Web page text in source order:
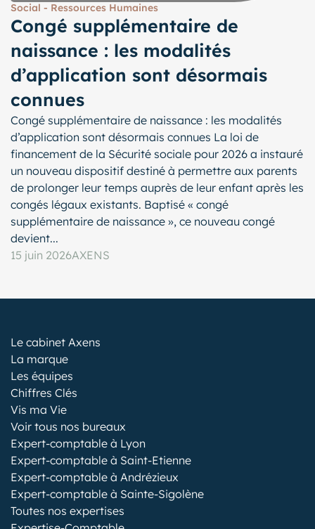
Social - Ressources Humaines
Congé supplémentaire de
naissance : les modalités
d’application sont désormais
connues
Congé supplémentaire de naissance : les modalités
d’application sont désormais connues La loi de
financement de la Sécurité sociale pour 2026 a instauré
un nouveau dispositif destiné à permettre aux parents
de prolonger leur temps auprès de leur enfant après les
congés légaux existants. Baptisé « congé
supplémentaire de naissance », ce nouveau congé
devient...
15 juin 2026AXENS
Le cabinet Axens
La marque
Les équipes
Chiffres Clés
Vis ma Vie
Voir tous nos bureaux
Expert-comptable à Lyon
Expert-comptable à Saint-Etienne
Expert-comptable à Andrézieux
Expert-comptable à Sainte-Sigolène
Toutes nos expertises